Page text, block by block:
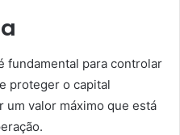
fundamental para controlar
proteger o capital
valor máximo que está